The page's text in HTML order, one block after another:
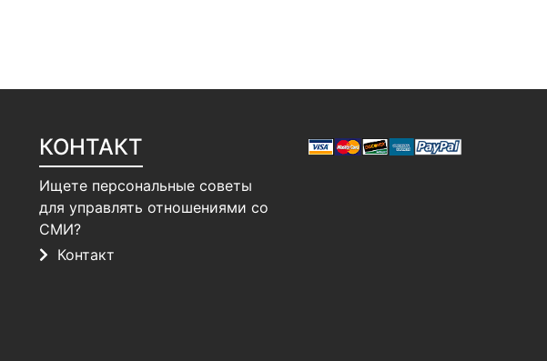
КОНТАКТ
Ищете персональные советы
для управлять отношениями со
СМИ?
Контакт